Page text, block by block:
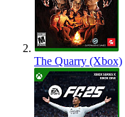
The Quarry (Xbox)